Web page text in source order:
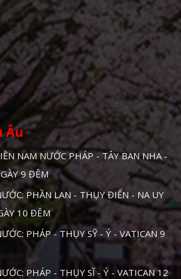
Âu
NAM NƯỚC PHÁP - TÂY BAN NHA -
9 ĐÊM
PHẦN LAN - THỤY ĐIỂN - NA UY
10 ĐÊM
PHÁP - THỤY SỸ - Ý - VATICAN 9
PHÁP - THỤY SĨ - Ý - VATICAN 12